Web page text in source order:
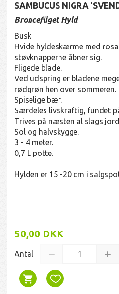
SAMBUCUS NIGRA
Broncefliget Hyld
Busk
Hvide hyldeskærme med
støvknapperne åbner sig.
Fligede blade.
Ved udspring er bladene
rødgrøn hen over sommeren.
Spiselige bær.
Særdeles livskraftig, fundet
Trives på næsten al slags
Sol og halvskygge.
3 - 4 meter.
0,7 L potte.
Hylden er 15 -20 cm i
50,00 DKK
Antal